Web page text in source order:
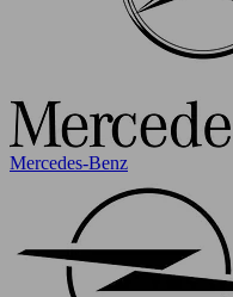
Mercedes-Benz